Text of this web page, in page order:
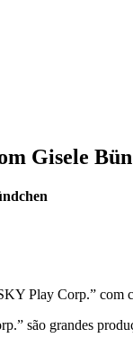
Gisele
Play Corp.” com
são grandes